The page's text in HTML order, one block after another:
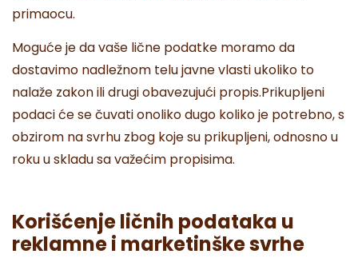
primaocu.
Moguće je da vaše lične podatke moramo da
dostavimo nadležnom telu javne vlasti ukoliko to
nalaže zakon ili drugi obavezujući propis.Prikupljeni
podaci će se čuvati onoliko dugo koliko je potrebno, s
obzirom na svrhu zbog koje su prikupljeni, odnosno u
roku u skladu sa važećim propisima.
Korišćenje ličnih podataka u
reklamne i marketinške svrhe